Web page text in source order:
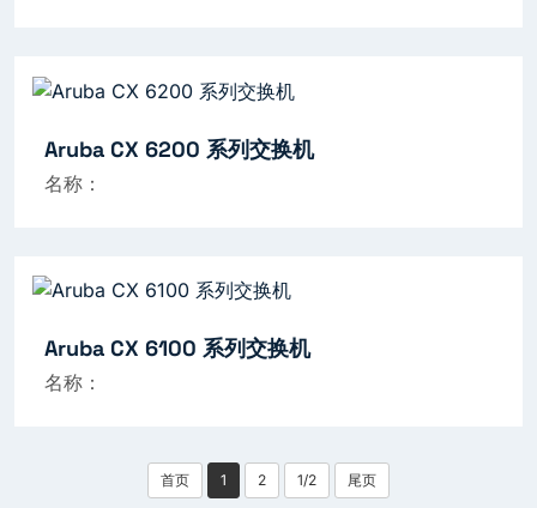
Aruba CX 6200 系列交换机
名称：
Aruba CX 6100 系列交换机
名称：
首页 1 2 1/2 尾页